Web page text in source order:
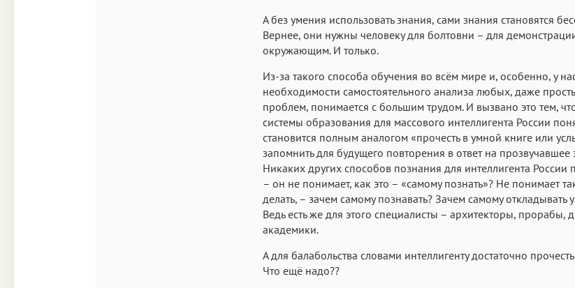
А без умения использовать знания, сами знания становятся
Вернее, они нужны человеку для болтовни – для
окружающим. И только.
Из-за такого способа обучения во всём мире и, особенно, у
необходимости самостоятельного анализа любых, даже
проблем, понимается с большим трудом. И вызвано это тем,
системы образования для массового интеллигента России
становится полным аналогом «прочесть в умной книге или
запомнить для будущего повторения в ответ на прозвучавшее
Никаких других способов познания для интеллигента России
– он не понимает, как это – «самому познать»? Не понимает
делать, – зачем самому познавать? Зачем самому откладывать
Ведь есть же для этого специалисты – архитекторы, прорабы,
академики.
А для балабольства словами интеллигенту достаточно
Что ещё надо??